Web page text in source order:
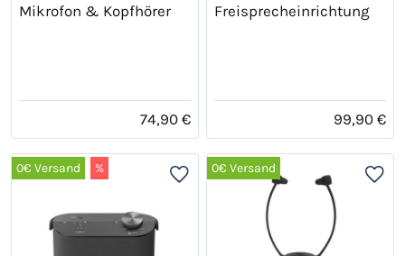
Mikrofon & Kopfhörer
74,90 €
Freisprecheinrichtung
99,90 €
0€ Versand % 0€ Versand